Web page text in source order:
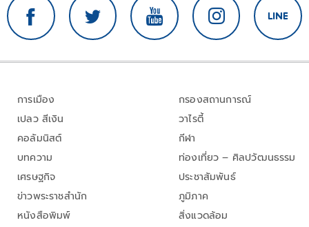
การเมือง
เปลว สีเงิน
คอลัมนิสต์
บทความ
เศรษฐกิจ
ข่าวพระราชสำนัก
หนังสือพิมพ์
กรองสถานการณ์
วาไรตี้
กีฬา
ท่องเที่ยว – ศิลปวัฒนธรรม
ประชาสัมพันธ์
ภูมิภาค
สิ่งแวดล้อม